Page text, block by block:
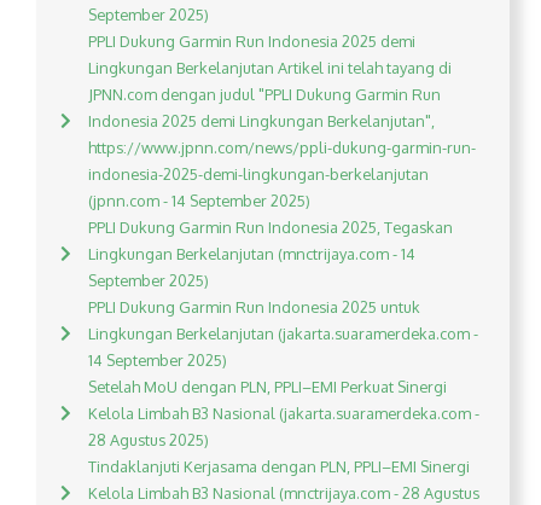
September 2025)
PPLI Dukung Garmin Run Indonesia 2025 demi
Lingkungan Berkelanjutan Artikel ini telah tayang di
JPNN.com dengan judul "PPLI Dukung Garmin Run
Indonesia 2025 demi Lingkungan Berkelanjutan",
https://www.jpnn.com/news/ppli-dukung-garmin-run-
indonesia-2025-demi-lingkungan-berkelanjutan
(jpnn.com - 14 September 2025)
PPLI Dukung Garmin Run Indonesia 2025, Tegaskan
Lingkungan Berkelanjutan (mnctrijaya.com - 14
September 2025)
PPLI Dukung Garmin Run Indonesia 2025 untuk
Lingkungan Berkelanjutan (jakarta.suaramerdeka.com -
14 September 2025)
Setelah MoU dengan PLN, PPLI–EMI Perkuat Sinergi
Kelola Limbah B3 Nasional (jakarta.suaramerdeka.com -
28 Agustus 2025)
Tindaklanjuti Kerjasama dengan PLN, PPLI–EMI Sinergi
Kelola Limbah B3 Nasional (mnctrijaya.com - 28 Agustus